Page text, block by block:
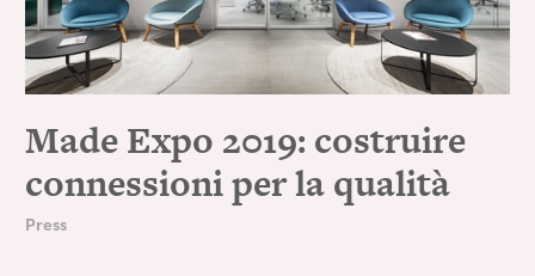
Made Expo 2019: costruire
connessioni per la qualità
Press